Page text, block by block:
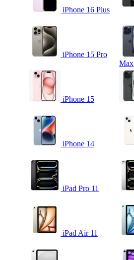
iPhone 16 Plus
iPhone 15 Pro
Max
iPhone 15
iPhone 14
iPad Pro 11
iPad Air 11